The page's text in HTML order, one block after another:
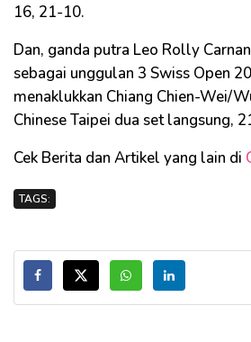
16, 21-10.
Dan, ganda putra Leo Rolly
sebagai unggulan 3 Swiss Open
menaklukkan Chiang Chien-Wei/
Chinese Taipei dua set langsung,
Cek Berita dan Artikel yang lain di
TAGS: